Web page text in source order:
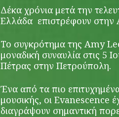
Δέκα χρόνια μετά την
Ελλάδα επιστρέφουν στην
Το συγκρότημα της Amy
μοναδική συναυλία στις 5
Πέτρας στην Πετρούπολη.
Ένα από τα πιο
μουσικής, οι Evanescence
διαγράψουν σημαντική